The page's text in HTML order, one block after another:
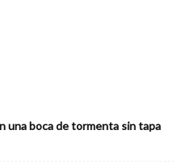
una boca de tormenta sin tapa